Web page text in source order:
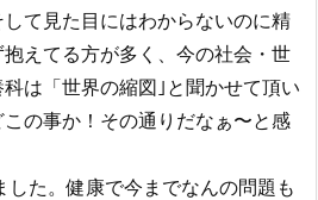
て見た目にはわからないのに精
えてる方が多く、今の社会・世
は「世界の縮図｣と聞かせて頂い
の事か！その通りだなぁ〜と感
た。健康で今までなんの問題も